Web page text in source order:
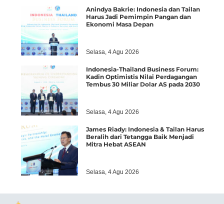
Anindya Bakrie: Indonesia dan Tailan
Harus Jadi Pemimpin Pangan dan
Ekonomi Masa Depan
Selasa, 4 Agu 2026
Indonesia-Thailand Business Forum:
Kadin Optimistis Nilai Perdagangan
Tembus 30 Miliar Dolar AS pada 2030
Selasa, 4 Agu 2026
James Riady: Indonesia & Tailan Harus
Beralih dari Tetangga Baik Menjadi
Mitra Hebat ASEAN
Selasa, 4 Agu 2026